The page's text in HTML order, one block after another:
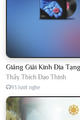
Thầy Thích Đạo Thịnh
93 lượt nghe